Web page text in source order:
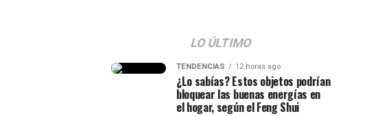
LO ÚLTIMO
TENDENCIAS 12 horas ago
¿Lo sabías? Estos objetos podrían
bloquear las buenas energías en
el hogar, según el Feng Shui